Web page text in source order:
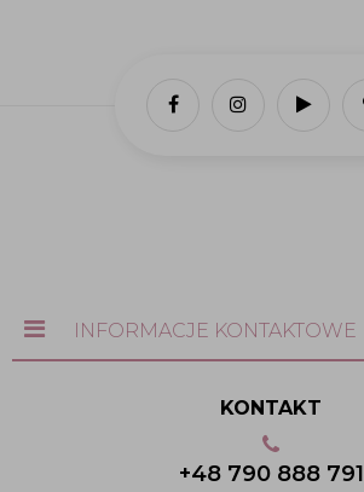
INFORMACJE KONTAKTOWE
KONTAKT
+48 790 888 791